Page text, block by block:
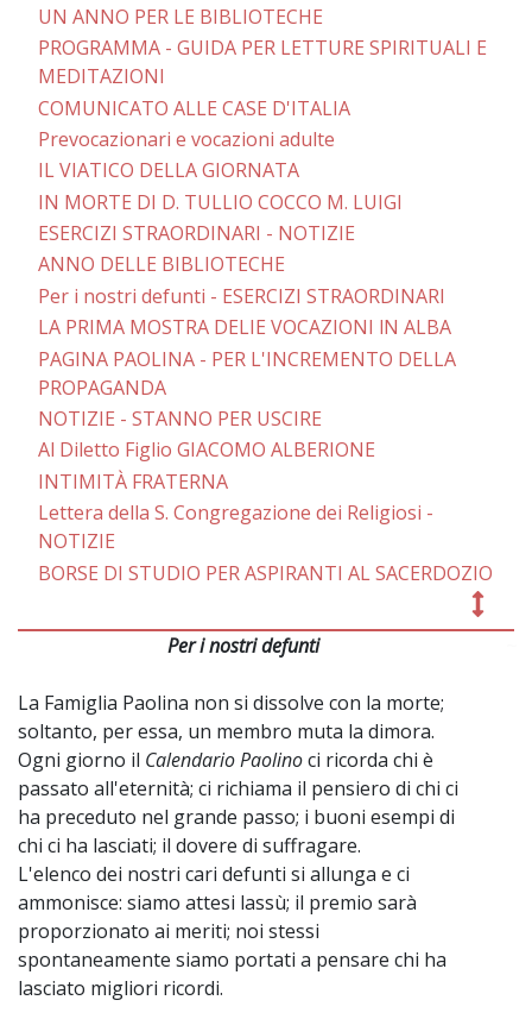
UN ANNO PER LE BIBLIOTECHE
PROGRAMMA - GUIDA PER LETTURE SPIRITUALI E
MEDITAZIONI
COMUNICATO ALLE CASE D'ITALIA
Prevocazionari e vocazioni adulte
IL VIATICO DELLA GIORNATA
IN MORTE DI D. TULLIO COCCO M. LUIGI
ESERCIZI STRAORDINARI - NOTIZIE
ANNO DELLE BIBLIOTECHE
Per i nostri defunti - ESERCIZI STRAORDINARI
LA PRIMA MOSTRA DELIE VOCAZIONI lN ALBA
PAGINA PAOLINA - PER L'INCREMENTO DELLA
PROPAGANDA
NOTIZIE - STANNO PER USCIRE
Al Diletto Figlio GIACOMO ALBERIONE
INTIMITÀ FRATERNA
Lettera della S. Congregazione dei Religiosi -
NOTIZIE
BORSE DI STUDIO PER ASPIRANTI AL SACERDOZIO
Per i nostri defunti
La Famiglia Paolina non si dissolve con la morte;
soltanto, per essa, un membro muta la dimora.
Ogni giorno il Calendario Paolinoci ricorda chi è
passato all'eternità; ci richiama il pensiero di chi ci
ha preceduto nel grande passo; i buoni esempi di
chi ci ha lasciati; il dovere di suffragare.
L'elenco dei nostri cari defunti si allunga e ci
ammonisce: siamo attesi lassù; il premio sarà
proporzionato ai meriti; noi stessi
spontaneamente siamo portati a pensare chi ha
lasciato migliori ricordi.